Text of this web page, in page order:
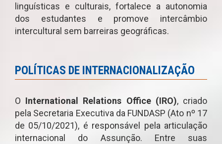
linguísticas e culturais, fortalece a autonomia
dos estudantes e promove intercâmbio
intercultural sem barreiras geográficas.
POLÍTICAS DE INTERNACIONALIZAÇÃO
O International Relations Office (IRO), criado
pela Secretaria Executiva da FUNDASP (Ato nº 17
de 05/10/2021), é responsável pela articulação
internacional do Assunção. Entre suas